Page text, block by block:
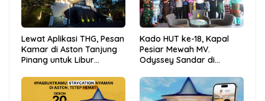
Lewat Aplikasi THG, Pesan
Kamar di Aston Tanjung
Pinang untuk Libur
dan Hemat
Kado HUT ke-18, Kapal
Pesiar Mewah MV.
Odyssey Sandar di
Anambas Siap Mendunia